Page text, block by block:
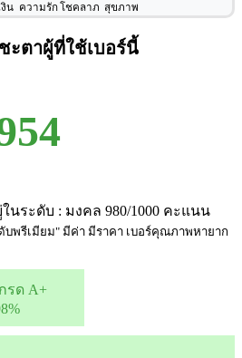
งิน ความรักโชคลาภ สุขภาพ
ะตาผู้ที่ใช้เบอร์นี้
ระดับ : มงคล 980/1000 คะแนน
บพรีเมียม" มีค่า มีราคา เบอร์คุณภาพหายาก
รด A+